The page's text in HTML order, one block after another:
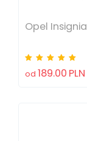
Opel Insignia
od 189.00 PLN